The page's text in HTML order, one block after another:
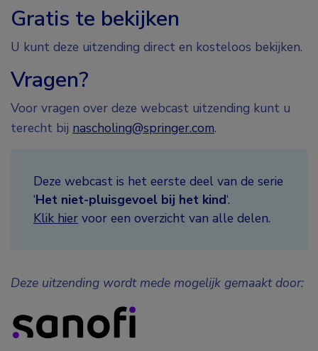
Gratis te bekijken
U kunt deze uitzending direct en kosteloos bekijken.
Vragen?
Voor vragen over deze webcast uitzending kunt u
terecht bij nascholing@springer.com.
Deze webcast is het eerste deel van de serie
‘Het niet-pluisgevoel bij het kind‘.
Klik hier voor een overzicht van alle delen.
Deze uitzending wordt mede mogelijk gemaakt door: